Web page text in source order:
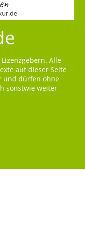
Alle
auf dieser Seite
und dürfen ohne
sonstwie weiter